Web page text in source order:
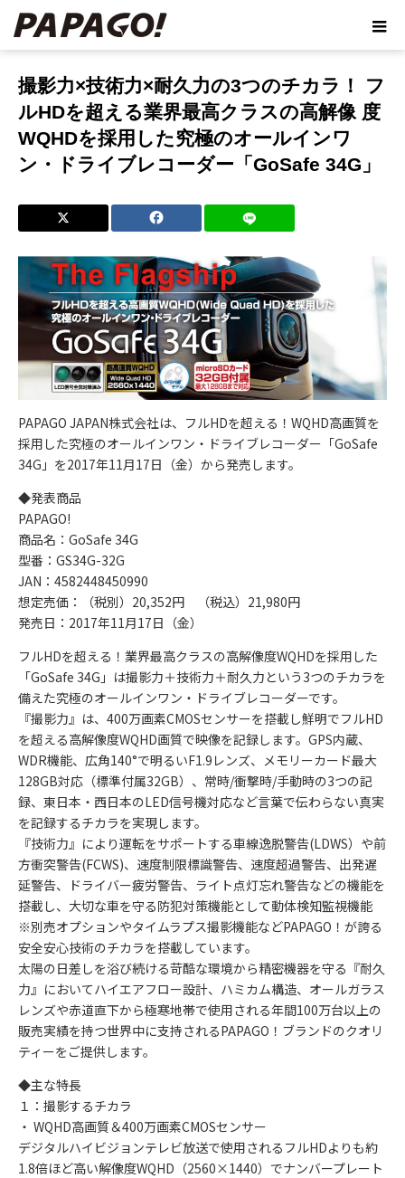
ブログ 撮影力×技術力×耐久力の3つのチカラ！ フルHD
を超える業界最高クラスの高解像 度WQHDを採用した究極のオールインワ
ン・ドライブレコーダー「GoSafe 34G」
撮影力×技術力×耐久力の3つのチカラ！ フ
ルHDを超える業界最高クラスの高解像 度
WQHDを採用した究極のオールインワ
ン・ドライブレコーダー「GoSafe 34G」
PAPAGO JAPAN株式会社は、フルHDを超える！WQHD高画質を
採用した究極のオールインワン・ドライブレコーダー「GoSafe
34G」を2017年11月17日（金）から発売します。
◆発表商品
PAPAGO!
商品名：GoSafe 34G
型番：GS34G-32G
JAN：4582448450990
想定売価：（税別）20,352円 （税込）21,980円
発売日：2017年11月17日（金）
フルHDを超える！業界最高クラスの高解像度WQHDを採用した
「GoSafe 34G」は撮影力＋技術力＋耐久力という3つのチカラを
備えた究極のオールインワン・ドライブレコーダーです。
『撮影力』は、400万画素CMOSセンサーを搭載し鮮明でフルHD
を超える高解像度WQHD画質で映像を記録します。GPS内蔵、
WDR機能、広角140°で明るいF1.9レンズ、メモリーカード最大
128GB対応（標準付属32GB）、常時/衝撃時/手動時の3つの記
録、東日本・西日本のLED信号機対応など言葉で伝わらない真実
を記録するチカラを実現します。
『技術力』により運転をサポートする車線逸脱警告(LDWS）や前
方衝突警告(FCWS)、速度制限標識警告、速度超過警告、出発遅
延警告、ドライバー疲労警告、ライト点灯忘れ警告などの機能を
搭載し、大切な車を守る防犯対策機能として動体検知監視機能
※別売オプションやタイムラプス撮影機能などPAPAGO！が誇る
安全安心技術のチカラを搭載しています。
太陽の日差しを浴び続ける苛酷な環境から精密機器を守る『耐久
力』においてハイエアフロー設計、ハミカム構造、オールガラス
レンズや赤道直下から極寒地帯で使用される年間100万台以上の
販売実績を持つ世界中に支持されるPAPAGO！ブランドのクオリ
ティーをご提供します。
◆主な特長
１：撮影するチカラ
・ WQHD高画質＆400万画素CMOSセンサー
デジタルハイビジョンテレビ放送で使用されるフルHDよりも約
1.8倍ほど高い解像度WQHD（2560×1440）でナンバープレート